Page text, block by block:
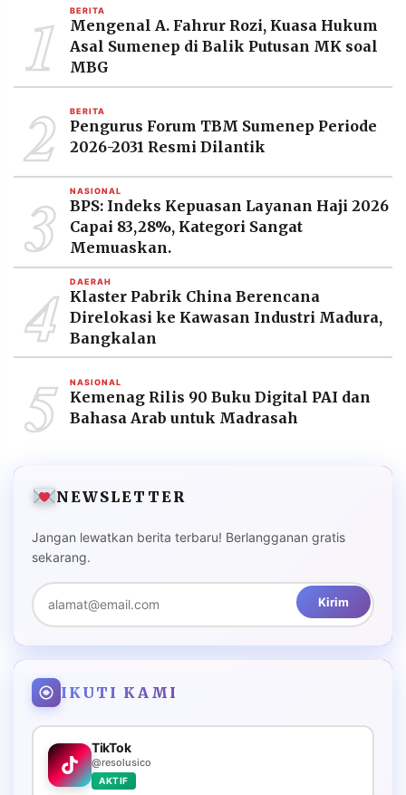
©
Resolusi.co
-
PT.
RESOLUSI
MEDIA
PRAMUDITA
1 BERITA
Mengenal A. Fahrur Rozi, Kuasa Hukum
Asal Sumenep di Balik Putusan MK soal
MBG
2 BERITA
Pengurus Forum TBM Sumenep Periode
2026-2031 Resmi Dilantik
3 NASIONAL
BPS: Indeks Kepuasan Layanan Haji 2026
Capai 83,28%, Kategori Sangat
Memuaskan.
4 DAERAH
Klaster Pabrik China Berencana
Direlokasi ke Kawasan Industri Madura,
Bangkalan
5 NASIONAL
Kemenag Rilis 90 Buku Digital PAI dan
Bahasa Arab untuk Madrasah
NEWSLETTER
Jangan lewatkan berita terbaru! Berlangganan gratis
sekarang.
Kirim
IKUTI KAMI
TikTok
@resolusico
AKTIF